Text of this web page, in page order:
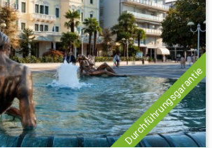
Durchführungsgarantie